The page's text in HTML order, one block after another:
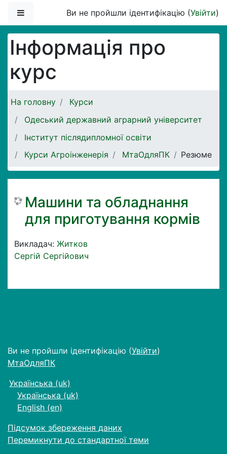
Бокова панельВи не пройшли ідентифікацію (Увійти)
Інформація про
курс
На головну
Курси
Одеський державний аграрний університет
Інститут післядипломної освіти
Курси Агроінженерія
МтаОдляПК Резюме
Машини та обладнання
для приготування кормів
Викладач: Житков
Сергій Сергійович
Ви не пройшли ідентифікацію (Увійти)
МтаОдляПК
Українська ‎(uk)‎
Українська ‎(uk)‎
English ‎(en)‎
Підсумок збереження даних
Перемикнути до стандартної теми